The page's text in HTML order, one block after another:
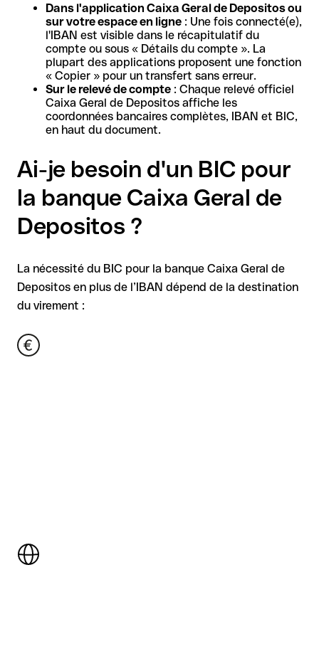
Dans l'application Caixa Geral de Depositos ou
sur votre espace en ligne : Une fois connecté(e),
l'IBAN est visible dans le récapitulatif du
compte ou sous « Détails du compte ». La
plupart des applications proposent une fonction
« Copier » pour un transfert sans erreur.
Sur le relevé de compte : Chaque relevé officiel
Caixa Geral de Depositos affiche les
coordonnées bancaires complètes, IBAN et BIC,
en haut du document.
Ai-je besoin d'un BIC pour
la banque Caixa Geral de
Depositos ?
La nécessité du BIC pour la banque Caixa Geral de
Depositos en plus de l’IBAN dépend de la destination
du virement :